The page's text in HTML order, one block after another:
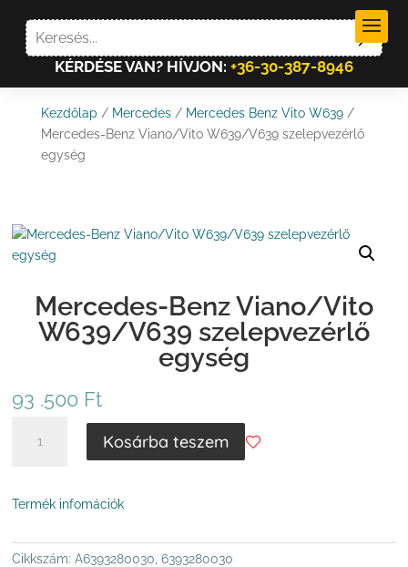
KÉRDÉSE VAN? HÍVJON: +36-30-387-8946
Kezdőlap / Mercedes/ Mercedes Benz Vito W639/
Mercedes-Benz Viano/Vito W639/V639 szelepvezérlő
egység
Mercedes-Benz Viano/Vito
W639/V639 szelepvezérlő
egység
93 .500 Ft
BENZ
SZELEPVEZÉRLŐ
MENNYISÉG
Kosárba teszem
Termék infomációk
Cikkszám:A6393280030, 6393280030